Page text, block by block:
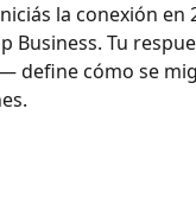
la conexión
Business. Tu
define cómo se